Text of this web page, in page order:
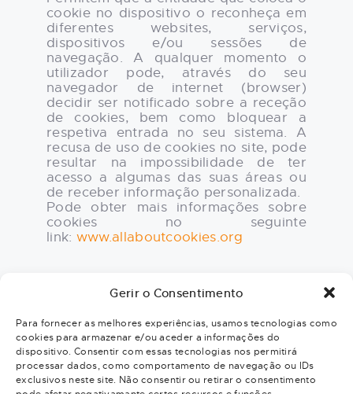
Gerir o Consentimento
Para fornecer as melhores experiências, usamos tecnologias como
cookies para armazenar e/ou aceder a informações do
dispositivo. Consentir com essas tecnologias nos permitirá
processar dados, como comportamento de navegação ou IDs
exclusivos neste site. Não consentir ou retirar o consentimento
cookie no dispositivo o reconheça em
diferentes websites, serviços,
dispositivos e/ou sessões de
navegação. A qualquer momento o
utilizador pode, através do seu
navegador de internet (browser)
decidir ser notificado sobre a receção
de cookies, bem como bloquear a
respetiva entrada no seu sistema. A
recusa de uso de cookies no site, pode
resultar na impossibilidade de ter
acesso a algumas das suas áreas ou
de receber informação personalizada.
Pode obter mais informações sobre
cookies no seguinte
link: www.allaboutcookies.org
Trabalhe Connosco